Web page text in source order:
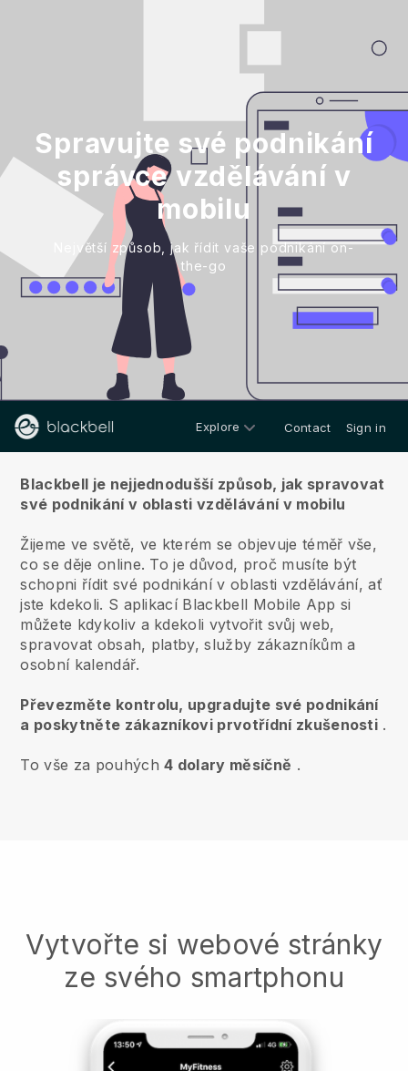
Spravujte své podnikání
správce vzdělávání v
mobilu
Největší způsob, jak řídit vaše podnikání on-
the-go
Explore Contact Sign in
Blackbell je nejjednodušší způsob, jak spravovat
své podnikání v oblasti vzdělávání v mobilu
Žijeme ve světě, ve kterém se objevuje téměř vše,
co se děje online. To je důvod, proč musíte být
schopni řídit své podnikání v oblasti vzdělávání, ať
jste kdekoli. S aplikací Blackbell Mobile App si
můžete kdykoliv a kdekoli vytvořit svůj web,
spravovat obsah, platby, služby zákazníkům a
osobní kalendář.
Převezměte kontrolu, upgradujte své podnikání
a poskytněte zákazníkovi prvotřídní zkušenosti .
To vše za pouhých4 dolary měsíčně .
Vytvořte si webové stránky
ze svého smartphonu